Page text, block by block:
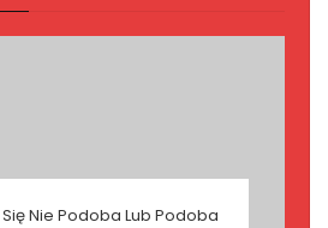
Nie Podoba Lub Podoba